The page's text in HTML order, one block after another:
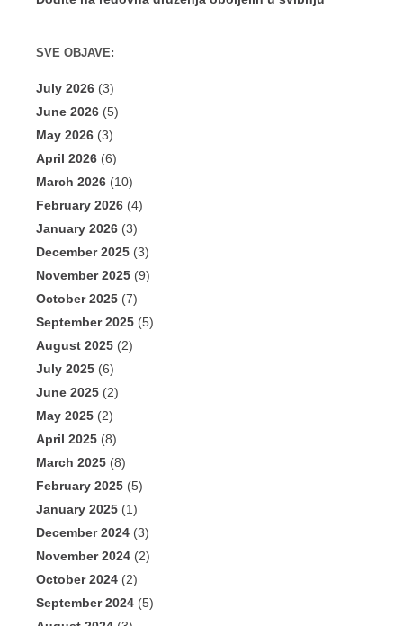
SVE OBJAVE:
July 2026 (3)
June 2026 (5)
May 2026 (3)
April 2026 (6)
March 2026 (10)
February 2026 (4)
January 2026 (3)
December 2025 (3)
November 2025 (9)
October 2025 (7)
September 2025 (5)
August 2025 (2)
July 2025 (6)
June 2025 (2)
May 2025 (2)
April 2025 (8)
March 2025 (8)
February 2025 (5)
January 2025 (1)
December 2024 (3)
November 2024 (2)
October 2024 (2)
September 2024 (5)